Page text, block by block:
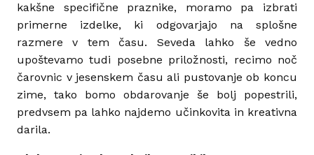
kakšne specifične praznike, moramo pa izbrati
primerne izdelke, ki odgovarjajo na splošne
razmere v tem času. Seveda lahko še vedno
upoštevamo tudi posebne priložnosti, recimo noč
čarovnic v jesenskem času ali pustovanje ob koncu
zime, tako bomo obdarovanje še bolj popestrili,
predvsem pa lahko najdemo učinkovita in kreativna
darila.